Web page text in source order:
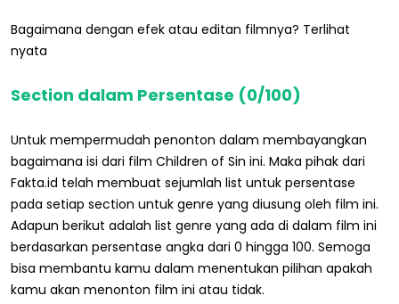
Bagaimana dengan efek atau editan filmnya? Terlihat
nyata
Section dalam Persentase (0/100)
Untuk mempermudah penonton dalam membayangkan
bagaimana isi dari film Children of Sin ini. Maka pihak dari
Fakta.id telah membuat sejumlah list untuk persentase
pada setiap section untuk genre yang diusung oleh film ini.
Adapun berikut adalah list genre yang ada di dalam film ini
berdasarkan persentase angka dari 0 hingga 100. Semoga
bisa membantu kamu dalam menentukan pilihan apakah
kamu akan menonton film ini atau tidak.